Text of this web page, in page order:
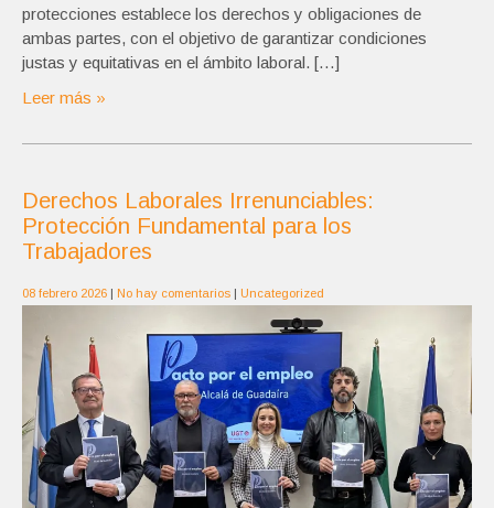
protecciones establece los derechos y obligaciones de
ambas partes, con el objetivo de garantizar condiciones
justas y equitativas en el ámbito laboral. […]
Leer más »
Derechos Laborales Irrenunciables:
Protección Fundamental para los
Trabajadores
08 febrero 2026 | No hay comentarios | Uncategorized